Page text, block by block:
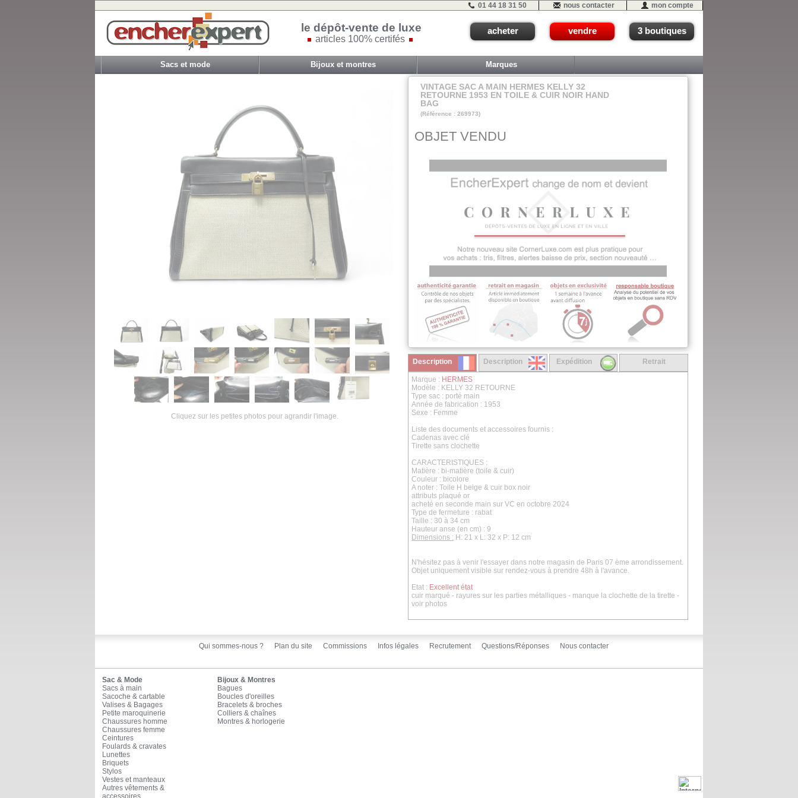
01 44 18 31 50 nous contacter mon compte
le dépôt-vente de luxe
articles 100% certifés
acheter vendre 3 boutiques
Sacs et mode Bijoux et montres Marques
Cliquez sur les petites photos pour agrandir l'image.
VINTAGE SAC A MAIN HERMES KELLY 32
RETOURNE 1953 EN TOILE & CUIR NOIR HAND
BAG
(Référence : 269973)
OBJET VENDU
Description Description Expédition Retrait
Marque : HERMES
Modèle : KELLY 32 RETOURNE
Type sac : porté main
Année de fabrication : 1953
Sexe : Femme
Liste des documents et accessoires fournis :
Cadenas avec clé
Tirette sans clochette
CARACTERISTIQUES :
Matière : bi-matière (toile & cuir)
Couleur : bicolore
A noter : Toile H beige & cuir box noir
attributs plaqué or
acheté en seconde main sur VC en octobre 2024
Type de fermeture : rabat
Taille : 30 à 34 cm
Hauteur anse (en cm) : 9
Dimensions : H: 21 x L: 32 x P: 12 cm
N'hésitez pas à venir l'essayer dans notre magasin de Paris 07 ème arrondissement.
Objet uniquement visible sur rendez-vous à prendre 48h à l'avance.
Etat : Excellent état
cuir marqué - rayures sur les parties métalliques - manque la clochette de la tirette -
voir photos
Qui sommes-nous ? Plan du site Commissions Infos légales Recrutement Questions/Réponses Nous contacter
Sac & Mode
Sacs à main
Sacoche & cartable
Valises & Bagages
Petite maroquinerie
Chaussures homme
Chaussures femme
Ceintures
Foulards & cravates
Lunettes
Briquets
Stylos
Vestes et manteaux
Autres vêtements &
accessoires
Bijoux & Montres
Bagues
Boucles d'oreilles
Bracelets & broches
Colliers & chaînes
Montres & horlogerie